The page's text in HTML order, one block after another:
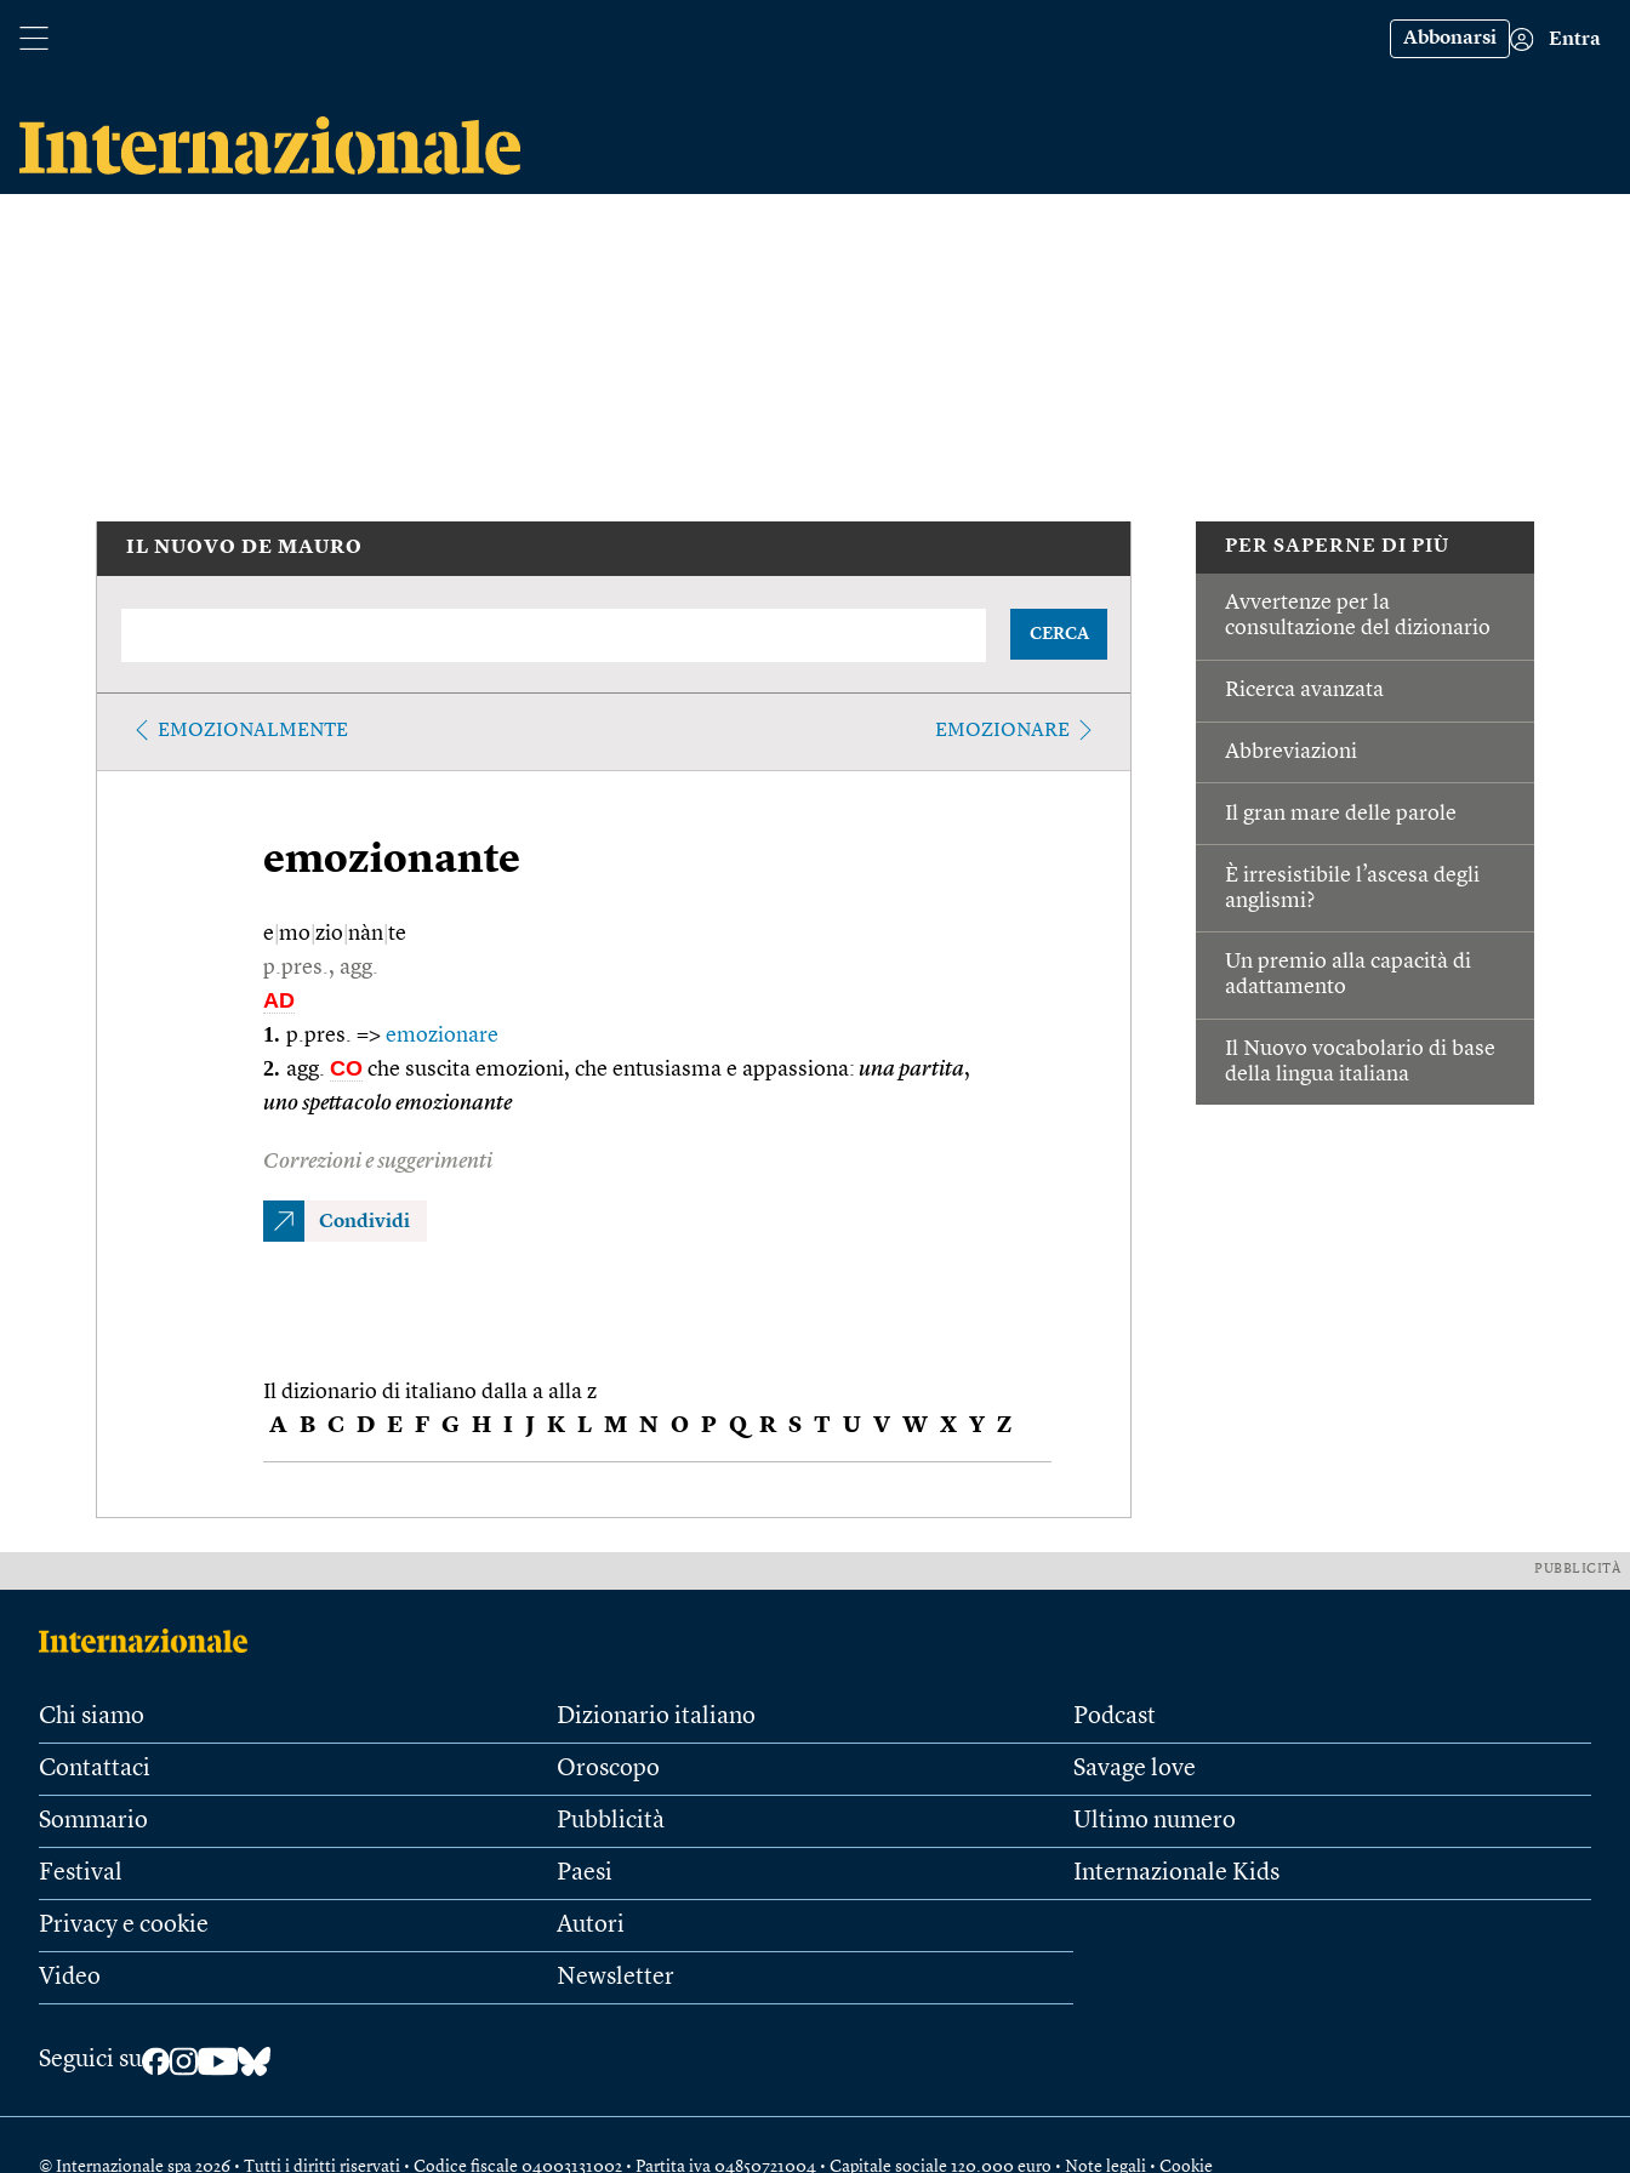
Abbonarsi Entra
PER SAPERNE DI PIÙ
Avvertenze per la
consultazione del dizionario
Ricerca avanzata
Abbreviazioni
Il gran mare delle parole
È irresistibile l’ascesa degli
anglismi?
Un premio alla capacità di
adattamento
Il Nuovo vocabolario di base
della lingua italiana
IL NUOVO DE MAURO
CERCA
EMOZIONALMENTE EMOZIONARE
emozionante
e mo zio nàn te
p.pres., agg.
AD
1. p.pres. => emozionare
2. agg. CO che suscita emozioni, che entusiasma e appassiona: una partita,
uno spettacolo emozionante
Correzioni e suggerimenti
Condividi
Il dizionario di italiano dalla a alla z
A B C D E F G H I J K L M N O P Q R S T U V W X Y Z
PUBBLICITÀ
Chi siamo
Contattaci
Sommario
Festival
Privacy e cookie
Video
Dizionario italiano
Oroscopo
Pubblicità
Paesi
Autori
Newsletter
Podcast
Savage love
Ultimo numero
Internazionale Kids
Seguici su
© Internazionale spa 2026 • Tutti i diritti riservati • Codice fiscale 04003131002 • Partita iva 04850721004 • Capitale sociale 120.000 euro • Note legali • Cookie